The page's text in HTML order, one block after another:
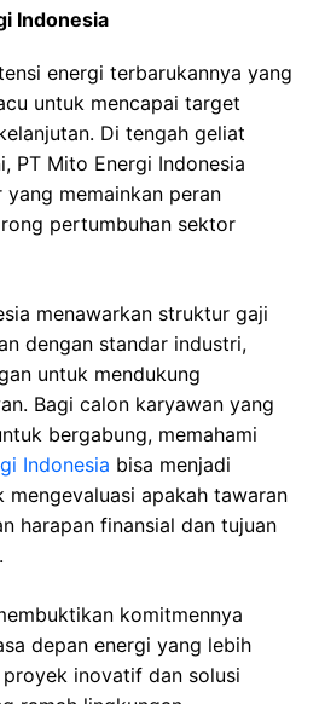
Indonesia
energi terbarukannya yang
untuk mencapai target
Di tengah geliat
PT Mito Energi Indonesia
memainkan peran
pertumbuhan sektor
menawarkan struktur gaji
dengan standar industri,
untuk mendukung
Bagi calon karyawan yang
bergabung, memahami
Indonesia bisa menjadi
mengevaluasi apakah tawaran
harapan finansial dan tujuan
komitmennya
depan energi yang lebih
inovatif dan solusi